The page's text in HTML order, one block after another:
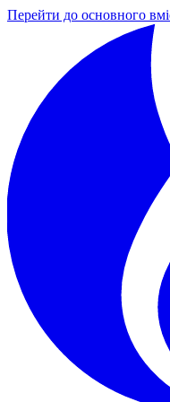
Перейти до основного